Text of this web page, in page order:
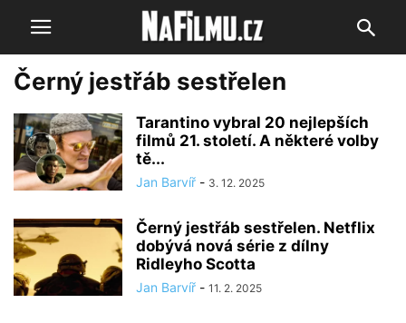
Černý jestřáb sestřelen
Tarantino vybral 20 nejlepších
filmů 21. století. A některé volby
tě...
Jan Barvíř - 3. 12. 2025
Černý jestřáb sestřelen. Netflix
dobývá nová série z dílny
Ridleyho Scotta
Jan Barvíř - 11. 2. 2025